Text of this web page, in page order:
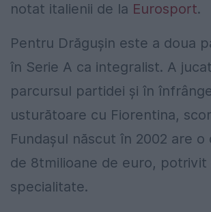
notat italienii de la Eurosport.
Pentru Drăgușin este a doua
în Serie A ca integralist. A
parcursul partidei și în
usturătoare cu Fiorentina,
Fundașul născut în 2002 are
de 8tmilioane de euro, potrivit
specialitate.